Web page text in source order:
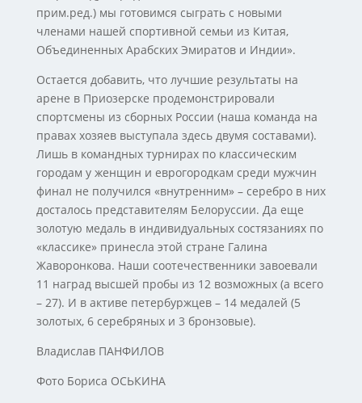
прим.ред.) мы готовимся сыграть с новыми
членами нашей спортивной семьи из Китая,
Объединенных Арабских Эмиратов и Индии».
Остается добавить, что лучшие результаты на
арене в Приозерске продемонстрировали
спортсмены из сборных России (наша команда на
правах хозяев выступала здесь двумя составами).
Лишь в командных турнирах по классическим
городам у женщин и еврогородкам среди мужчин
финал не получился «внутренним» – серебро в них
досталось представителям Белоруссии. Да еще
золотую медаль в индивидуальных состязаниях по
«классике» принесла этой стране Галина
Жаворонкова. Наши соотечественники завоевали
11 наград высшей пробы из 12 возможных (а всего
– 27). И в активе петербуржцев – 14 медалей (5
золотых, 6 серебряных и 3 бронзовые).
Владислав ПАНФИЛОВ
Фото Бориса ОСЬКИНА